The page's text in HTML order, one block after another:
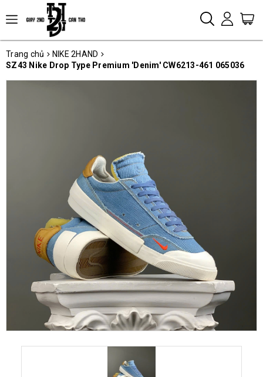
Trang chủ
NIKE 2HAND
SZ43 Nike Drop Type Premium 'Denim' CW6213-461 065036